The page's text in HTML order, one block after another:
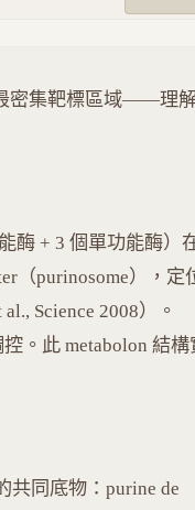
密集靶標區域——理
酶 + 3 個單功能酶）
（purinosome），定
Science 2008）。
。此 metabolon 結構
共同底物：purine de